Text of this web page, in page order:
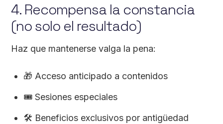
4. Recompensa la constancia
(no solo el resultado)
Haz que mantenerse valga la pena:
🎁 Acceso anticipado a contenidos
🎟 Sesiones especiales
🛠 Beneficios exclusivos por antigüedad